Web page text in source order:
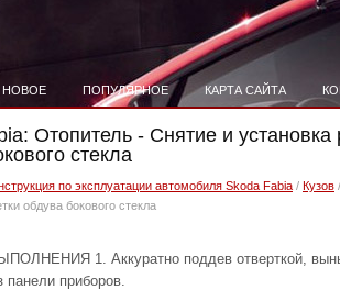
НОВОЕ ПОПУЛЯРНОЕ КАРТА САЙТА
Отопитель - Снятие и установка
стекла
по эксплуатации автомобиля Skoda Fabia / Кузов
обдува бокового стекла
1. Аккуратно поддев отверткой,
панели приборов.